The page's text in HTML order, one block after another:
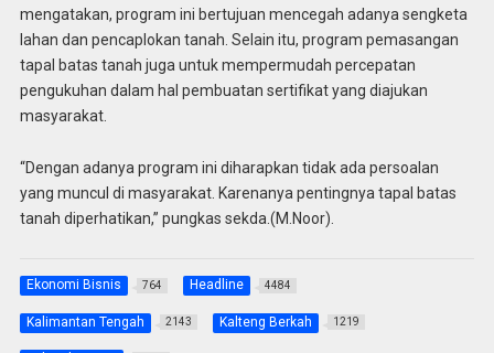
mengatakan, program ini bertujuan mencegah adanya sengketa
lahan dan pencaplokan tanah. Selain itu, program pemasangan
tapal batas tanah juga untuk mempermudah percepatan
pengukuhan dalam hal pembuatan sertifikat yang diajukan
masyarakat.
“Dengan adanya program ini diharapkan tidak ada persoalan
yang muncul di masyarakat. Karenanya pentingnya tapal batas
tanah diperhatikan,” pungkas sekda.(M.Noor).
Ekonomi Bisnis 764 Headline 4484
Kalimantan Tengah 2143 Kalteng Berkah 1219